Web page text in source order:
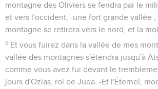
montagne des Oliviers se fendra par le
et vers l'occident, -une fort grande vallée
montagne se retirera vers le nord, et la
5 Et vous fuirez dans la vallée de mes
vallée des montagnes s'étendra jusqu'à
comme vous avez fui devant le
jours d'Ozias, roi de Juda. -Et l'Éternel,